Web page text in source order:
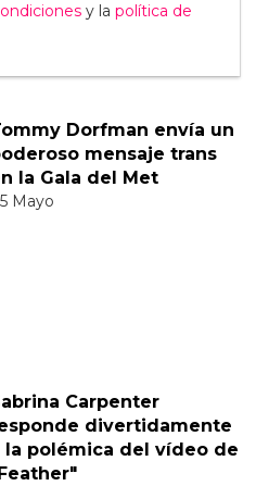
y la política de
Dorfman envía un
mensaje trans
la Gala del Met
Mayo
Carpenter
divertidamente
la polémica del vídeo de